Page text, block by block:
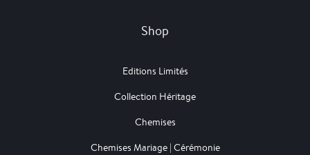
Shop
Editions Limités
Collection Héritage
Chemises
Chemises Mariage | Cérémonie